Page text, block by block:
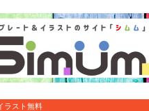
ラスト無料